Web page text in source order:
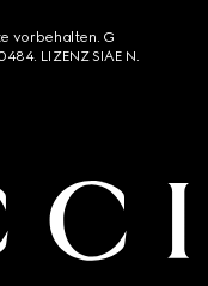
vorbehalten. G
LIZENZ SIAE N.